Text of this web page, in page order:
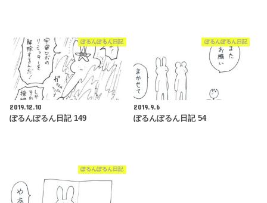
ぽるんぽるん日記
2019.12.10
ぽるんぽるん日記 149
ぽるんぽるん日記
2019.9.6
ぽるんぽるん日記 54
ぽるんぽるん日記